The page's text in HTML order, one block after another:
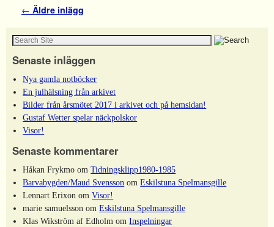
Inläggsnavigering
← Äldre inlägg
Senaste inläggen
Nya gamla notböcker
En julhälsning från arkivet
Bilder från årsmötet 2017 i arkivet och på hemsidan!
Gustaf Wetter spelar näckpolskor
Visor!
Senaste kommentarer
Håkan Frykmo omTidningsklipp1980-1985
Barvabygden/Maud Svensson omEskilstuna Spelmansgille
Lennart Erixon omVisor!
marie samuelsson omEskilstuna Spelmansgille
Klas Wikström af Edholm omInspelningar